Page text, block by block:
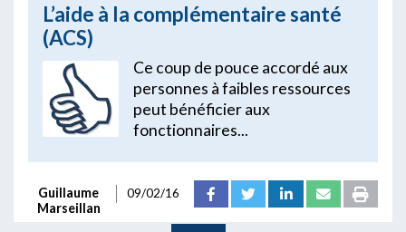
L’aide à la complémentaire santé
(ACS)
Ce coup de pouce accordé aux
personnes à faibles ressources
peut bénéficier aux
fonctionnaires...
Guillaume
Marseillan
09/02/16